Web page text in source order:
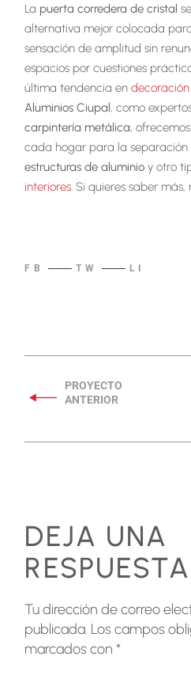
La puerta corredera de cristal
alternativa mejor colocada
sensación de amplitud sin
espacios por cuestiones
última tendencia en
Aluminios Ciupal, como
carpintería metálica,
cada hogar para la
estructuras de aluminio y otro
interiores. Si quieres saber
FB TW LI
DEJA UNA
RESPUESTA
Tu dirección de correo
publicada. Los campos
marcados con*